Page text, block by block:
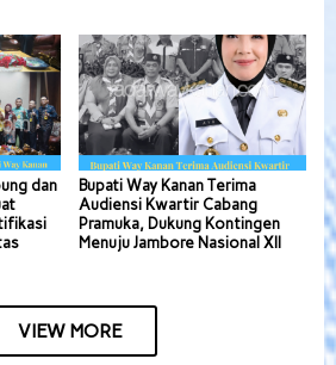
dan
Bupati Way Kanan Terima
Audiensi Kwartir Cabang
Pramuka, Dukung Kontingen
Menuju Jambore Nasional XII
VIEW MORE